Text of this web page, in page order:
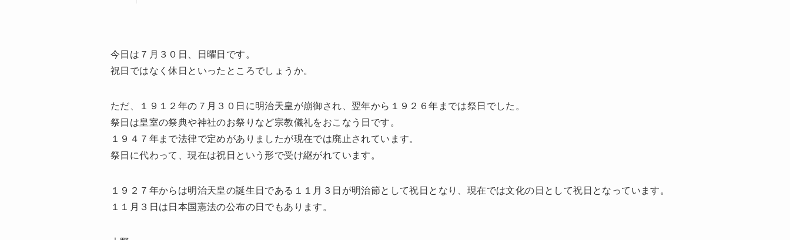
今日は７月３０日、日曜日です。
祝日ではなく休日といったところでしょうか。
ただ、１９１２年の７月３０日に明治天皇が崩御され、翌年から１９２６年までは祭日でした。
祭日は皇室の祭典や神社のお祭りなど宗教儀礼をおこなう日です。
１９４７年まで法律で定めがありましたが現在では廃止されています。
祭日に代わって、現在は祝日という形で受け継がれています。
１９２７年からは明治天皇の誕生日である１１月３日が明治節として祝日となり、現在では文化の日として祝日となっています。
１１月３日は日本国憲法の公布の日でもあります。